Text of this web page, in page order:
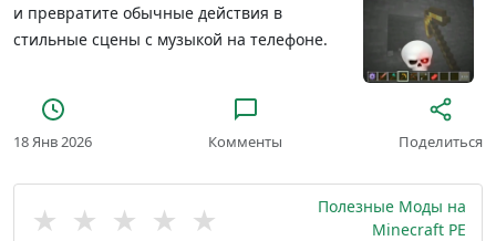
и превратите обычные действия в
стильные сцены с музыкой на телефоне.
18 Янв 2026 Комменты Поделиться
★ ★ ★ ★ ★
Полезные Моды на
Minecraft PE